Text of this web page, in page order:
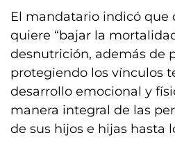
El mandatario indicó que
quiere “bajar la
desnutrición, además de
protegiendo los vínculos
desarrollo emocional y
manera integral de las
de sus hijos e hijas hasta